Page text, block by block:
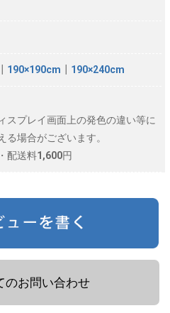
190×190cm 190×240cm
プレイ画面上の発色の違い等に
る場合がございます。
配送料1,600円
のお問い合わせ